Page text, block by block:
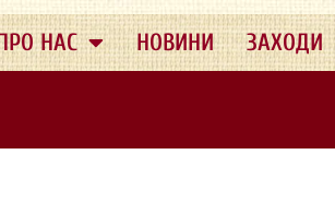
НАС НОВИНИ ЗАХОДИ